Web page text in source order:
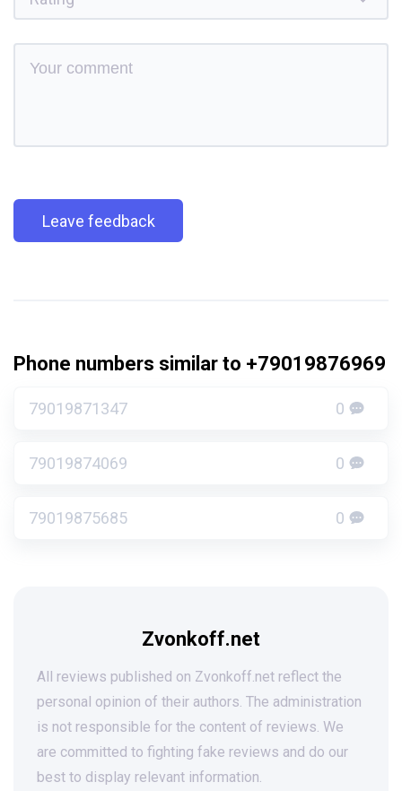
Leave feedback
Phone numbers similar to +79019876969
79019871347 0
79019874069 0
79019875685 0
Zvonkoff.net
All reviews published on Zvonkoff.net reflect the
personal opinion of their authors. The administration
is not responsible for the content of reviews. We
are committed to fighting fake reviews and do our
best to display relevant information.